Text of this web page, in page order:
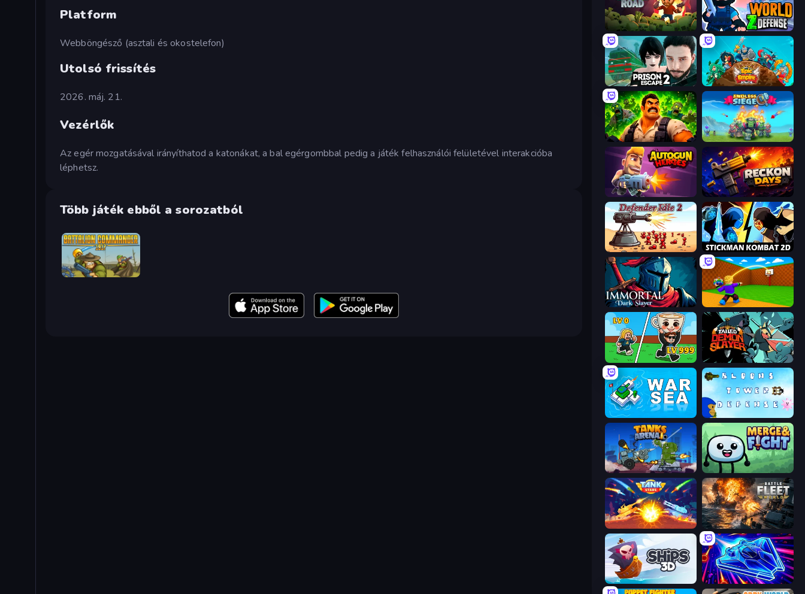
Platform
Webböngésző (asztali és okostelefon)
Utolsó frissítés
2026. máj. 21.
Vezérlők
Az egér mozgatásával irányíthatod a katonákat, a bal egérgombbal pedig a játék felhasználói felületével interakcióba
léphetsz.
Több játék ebből a sorozatból
Battalion Commander 1917
Zombie Road World Z Defense - Zombie Defense
Prison Escape 2 Epic Empire: Tower Defense
Zombie Lab Escape Endless Siege
Autogun Heroes Reckon Days
Defender Idle 2 Stickman Kombat 2D
Immortal: Dark Slayer Throw a Lucky Block
Brainrot Arena Online Tailed Demon Slayer
War Sea
Tanks Arena io: Craft & Combat Merge & Fight
Tank Stars Battle Fleet World
Ships 3D Stellar Swarm